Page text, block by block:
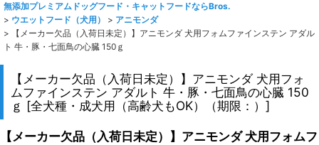
無添加プレミアムドッグフード・キャットフードならBros.
> ウエットフード（犬用） > アニモンダ
>
【メーカー欠品（入荷日未定）】アニモンダ 犬用フォムファインステン アダル
ト 牛・豚・七面鳥の心臓 150ｇ
【メーカー欠品（入荷日未定）】アニモンダ 犬用フォ
ムファインステン アダルト 牛・豚・七面鳥の心臓 150
ｇ [全犬種・成犬用（高齢犬もOK）（期限：） ]
【メーカー欠品（入荷日未定）】アニモンダ 犬用フォムフ